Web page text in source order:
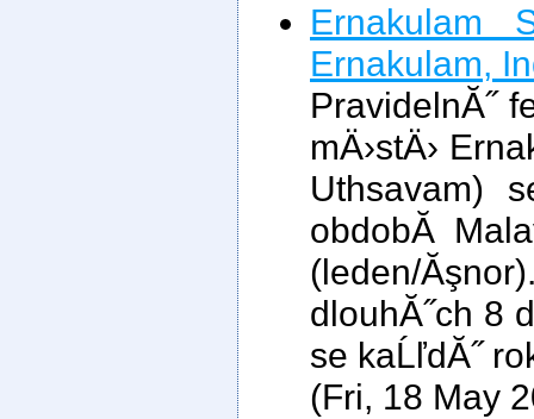
Ernakulam
Ernakulam,
PravidelnĂ˝
mÄ›stÄ›
Uthsavam)
obdobĂ­
(leden/
dlouhĂ˝ch 8
se kaĹľdĂ˝
(Fri, 18 May